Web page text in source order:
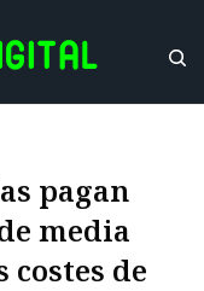
pagan
media
de